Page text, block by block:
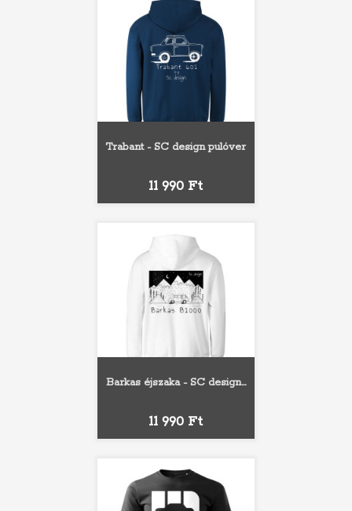
Trabant - SC design pulóver
Ár
11 990 Ft
Barkas éjszaka - SC design...
Ár
11 990 Ft